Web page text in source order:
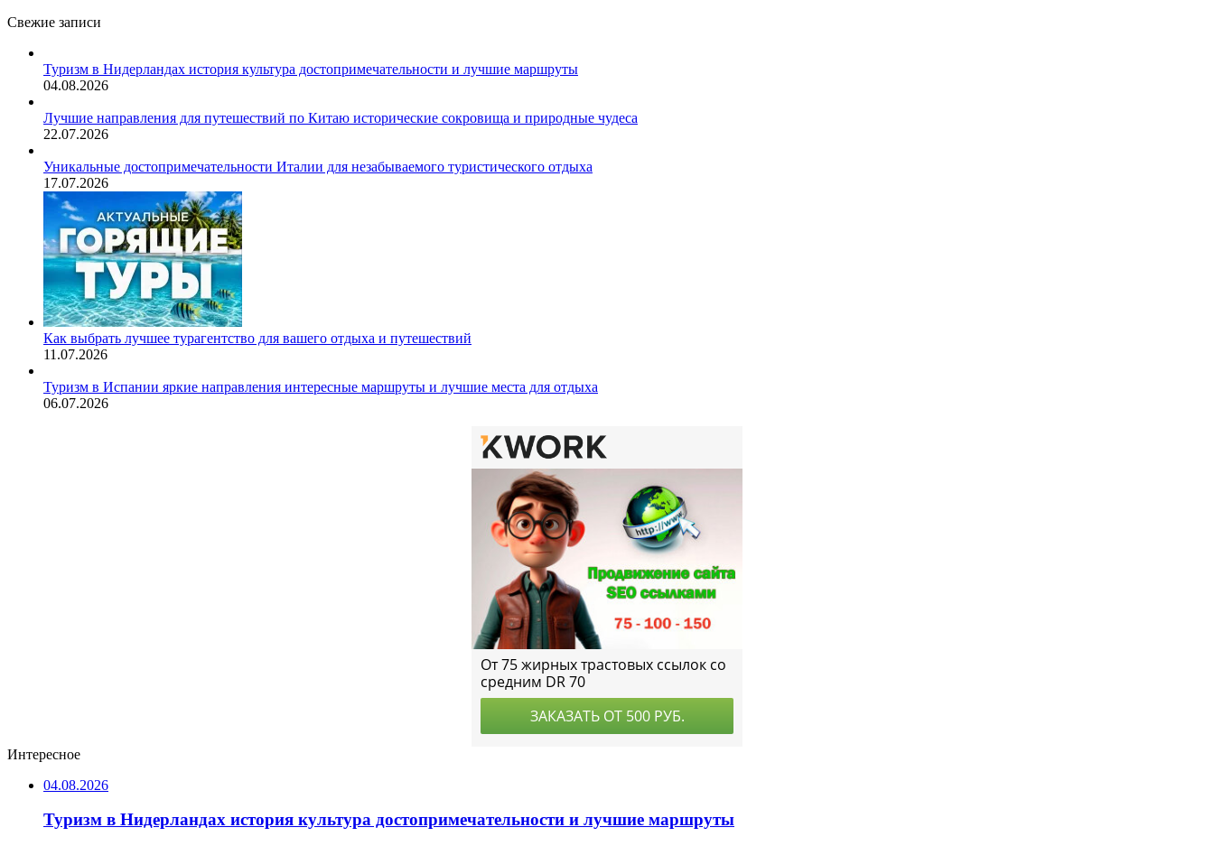
Свежие записи
Туризм в Нидерландах история культура достопримечательности и лучшие маршруты
04.08.2026
Лучшие направления для путешествий по Китаю исторические сокровища и природные чудеса
22.07.2026
Уникальные достопримечательности Италии для незабываемого туристического отдыха
17.07.2026
Как выбрать лучшее турагентство для вашего отдыха и путешествий
11.07.2026
Туризм в Испании яркие направления интересные маршруты и лучшие места для отдыха
06.07.2026
Интересное
04.08.2026
Туризм в Нидерландах история культура достопримечательности и лучшие маршруты